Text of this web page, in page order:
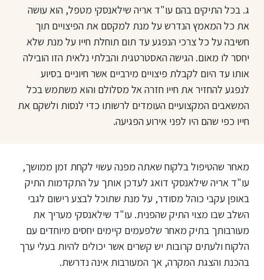
ג. בכל התיקים בהם עו"ד אריה שילאנסקי מטפל, הוא עושה
את כל המאמץ הנדרש על מנת למקסם את הפיצויים תוך
חשיבה על כל צרכי הנפגע עד תום תוחלת חייו על מנת שלא
יחסר לו מאום. הגישה האסטרטגית והבלתי נלאית הזו הובילה
אותו עד היום לקבלת פיצויים מירביים אשר חיוניים בסיוע
לנפגע להחזיר את חייו חזרה אל מסלולם והוא משתמש בכל
המשאבים המקצועיים העומדים לרשותו כדי לנסות ולשקם את
חייו כפי שהם היו לפני אירוע הפגיעה.
מאחר שהטיפול בלקוח שאתה מפנה עשוי לקחת זמן ממושך,
עו"ד אריה שילאנסקי דואג לעדכן אותך על התקדמות התיק
באופן עקבי כוהל מסודר, על מנת שתוכל לבצע רישום לגבי
השלב שבו מצוי התיק שהפנית. עו"ד שילאנסקי מעריך את
מעורבותך בתיק מאחר שלפעמים קיימים יחסים מיוחדים עם
הלקוח ולעתים קרובות יש קשרים אשר יכולים להיות בעלי ערך
בהכנת והצגת המקרה, אך המעורבות אינה נדרשת.